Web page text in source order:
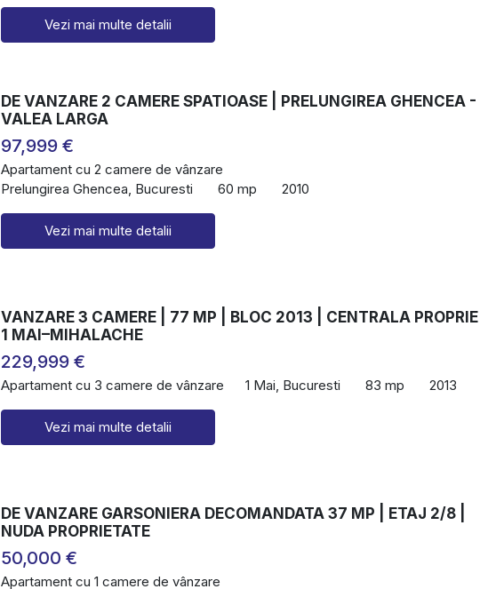
Vezi mai multe detalii
DE VANZARE 2 CAMERE SPATIOASE | PRELUNGIREA GHENCEA -
VALEA LARGA
97,999 €
Apartament cu 2 camere de vânzare
Prelungirea Ghencea, Bucuresti
60 mp 2010
Vezi mai multe detalii
VANZARE 3 CAMERE | 77 MP | BLOC 2013 | CENTRALA PROPRIE |
1 MAI–MIHALACHE
229,999 €
Apartament cu 3 camere de vânzare 1 Mai, Bucuresti 83 mp 2013
Vezi mai multe detalii
DE VANZARE GARSONIERA DECOMANDATA 37 MP | ETAJ 2/8 |
NUDA PROPRIETATE
50,000 €
Apartament cu 1 camere de vânzare